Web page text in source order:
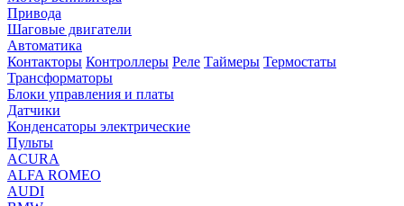
Привода
Шаговые двигатели
Автоматика
Контакторы Контроллеры Реле Таймеры Термостаты
Трансформаторы
Блоки управления и платы
Датчики
Конденсаторы электрические
Пульты
ACURA
ALFA ROMEO
AUDI